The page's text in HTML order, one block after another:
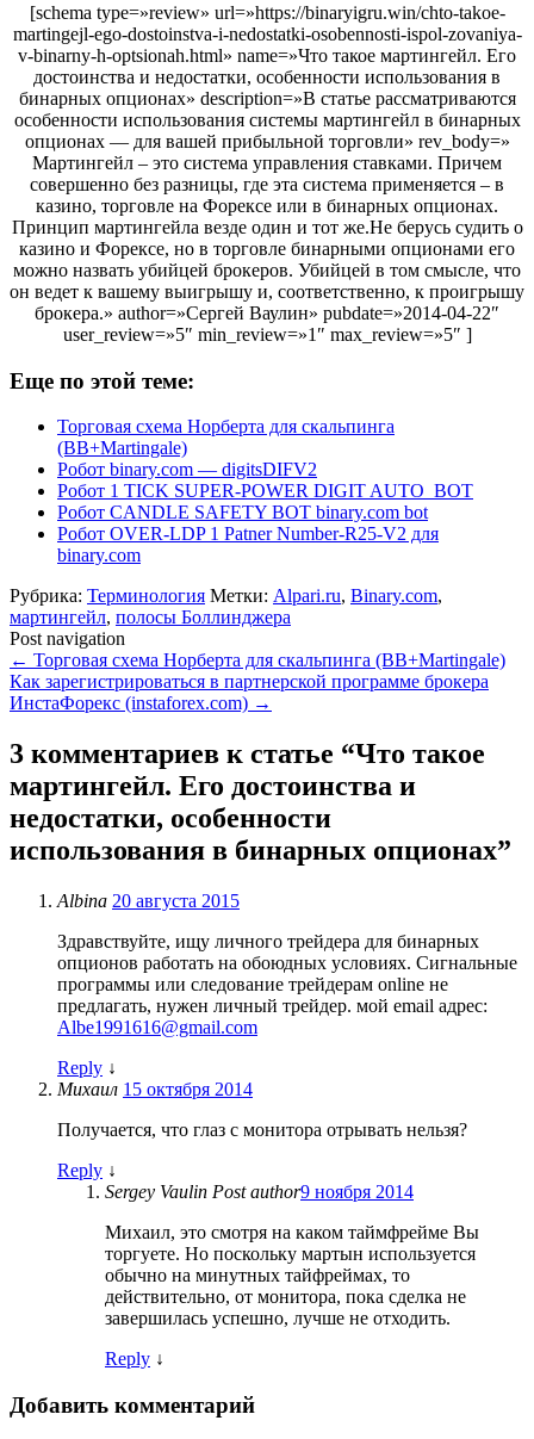
[schema type=»review» url=»https://binaryigru.win/chto-takoe-
martingejl-ego-dostoinstva-i-nedostatki-osobennosti-ispol-zovaniya-
v-binarny-h-optsionah.html» name=»Что такое мартингейл. Его
достоинства и недостатки, особенности использования в
бинарных опционах» description=»В статье рассматриваются
особенности использования системы мартингейл в бинарных
опционах — для вашей прибыльной торговли» rev_body=»
Мартингейл – это система управления ставками. Причем
совершенно без разницы, где эта система применяется – в
казино, торговле на Форексе или в бинарных опционах.
Принцип мартингейла везде один и тот же.Не берусь судить о
казино и Форексе, но в торговле бинарными опционами его
можно назвать убийцей брокеров. Убийцей в том смысле, что
он ведет к вашему выигрышу и, соответственно, к проигрышу
брокера.» author=»Сергей Ваулин» pubdate=»2014-04-22″
user_review=»5″ min_review=»1″ max_review=»5″ ]
Еще по этой теме:
Торговая схема Норберта для скальпинга
(BB+Martingale)
Робот binary.com — digitsDIFV2
Робот 1 TICK SUPER-POWER DIGIT AUTO_BOT
Робот CANDLE SAFETY BOT binary.com bot
Робот OVER-LDP 1 Patner Number-R25-V2 для
binary.com
Рубрика: Терминология Метки: Alpari.ru, Binary.com,
мартингейл, полосы Боллинджера
Post navigation
← Торговая схема Норберта для скальпинга (BB+Martingale)
Как зарегистрироваться в партнерской программе брокера
ИнстаФорекс (instaforex.com) →
3 комментариев к статье “Что такое
мартингейл. Его достоинства и
недостатки, особенности
использования в бинарных опционах”
Albina 20 августа 2015
Здравствуйте, ищу личного трейдера для бинарных
опционов работать на обоюдных условиях. Сигнальные
программы или следование трейдерам online не
предлагать, нужен личный трейдер. мой email адрес:
Albe1991616@gmail.com
Reply ↓
Михаил 15 октября 2014
Получается, что глаз с монитора отрывать нельзя?
Reply ↓
Sergey Vaulin Post author9 ноября 2014
Михаил, это смотря на каком таймфрейме Вы
торгуете. Но поскольку мартын используется
обычно на минутных тайфреймах, то
действительно, от монитора, пока сделка не
завершилась успешно, лучше не отходить.
Reply ↓
Добавить комментарий